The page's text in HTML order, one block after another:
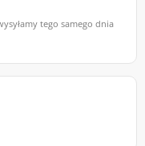
tego samego dnia